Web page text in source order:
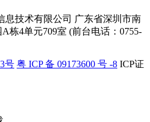
息技术有限公司 广东省深圳市南
栋4单元709室 (前台电话：0755-
号 粤 ICP 备 09173600 号 -8 ICP证